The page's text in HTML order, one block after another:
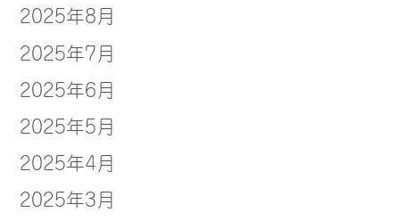
2025年8月
2025年7月
2025年6月
2025年5月
2025年4月
2025年3月